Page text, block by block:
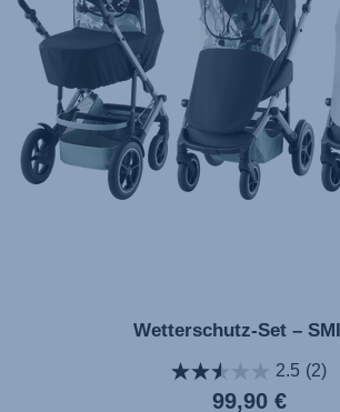
Wetterschutz-Set –
2.5 (2)
Aktueller
99,90 €